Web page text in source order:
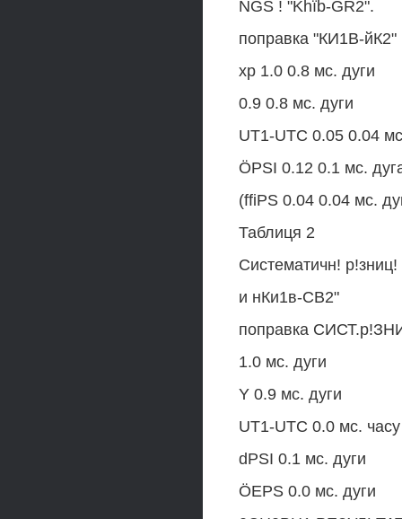
NGS ! "Khïb-GR2".
поправка "КИ1В-
хр 1.0 0.8 мс. дуги
0.9 0.8 мс. дуги
UT1-UTC 0.05 0.04
ÖPSI 0.12 0.1 мс.
(ffiPS 0.04 0.04 мс.
Таблиця 2
Систематичн!
и нКи1в-СВ2"
поправка
1.0 мс. дуги
Y 0.9 мс. дуги
UT1-UTC 0.0 мс. часу
dPSI 0.1 мс. дуги
ÖEPS 0.0 мс. дуги